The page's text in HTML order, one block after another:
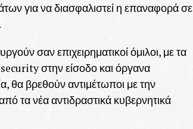
για να διασφαλιστεί η επαναφορά σε
σαν επιχειρηματικοί όμιλοι, με τα
στην είσοδο και όργανα
θα βρεθούν αντιμέτωποι με την
τα νέα αντιδραστικά κυβερνητικά